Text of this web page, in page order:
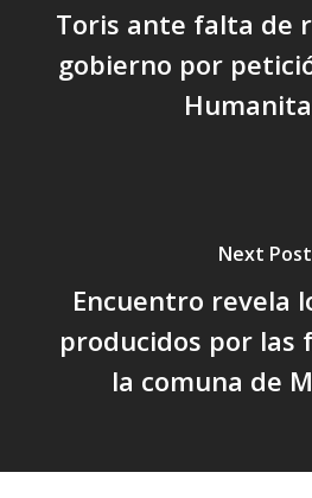
Toris ante falta de
gobierno por
Next Post
Encuentro revela
producidos por las
la comuna de